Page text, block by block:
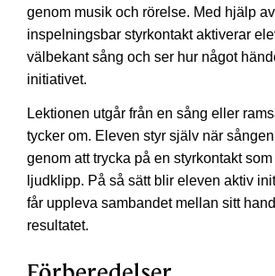
genom musik och rörelse. Med hjälp
inspelningsbar styrkontakt aktiverar
välbekant sång och ser hur något
initiativet.
Lektionen utgår från en sång eller
tycker om. Eleven styr själv när
genom att trycka på en styrkontakt som
ljudklipp. På så sätt blir eleven aktiv
får uppleva sambandet mellan sitt
resultatet.